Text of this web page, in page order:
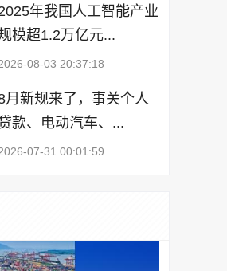
年我国人工智能产业
模超1.2万亿元...
08-03 20:37:18
月新规来了，事关个人
款、电动汽车、...
07-31 00:01:59